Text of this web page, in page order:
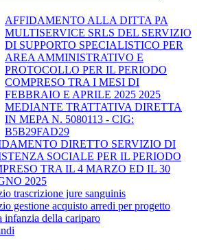
AFFIDAMENTO ALLA DITTA PA
MULTISERVICE SRLS DEL SERVIZIO
DI SUPPORTO SPECIALISTICO PER
AREA AMMINISTRATIVO E
PROTOCOLLO PER IL PERIODO
COMPRESO TRA I MESI DI
FEBBRAIO E APRILE 2025 2025
MEDIANTE TRATTATIVA DIRETTA
IN MEPA N. 5080113 - CIG:
B5B29FAD29
DIRETTO SERVIZIO DI
SOCIALE PER IL PERIODO
TRA IL 4 MARZO ED IL 30
2025
trascrizione jure sanguinis
gestione acquisto arredi per progetto
infanzia della cariparo